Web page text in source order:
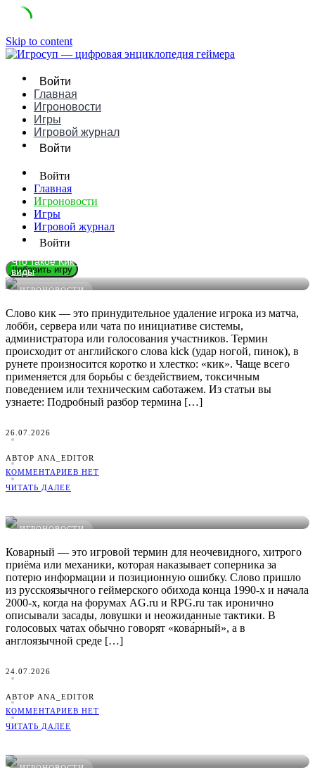
Skip to content
Войти
Главная
Игроновости
Игры
Игровой журнал
Войти
Войти
Главная
Игроновости
Игры
Игровой журнал
Войти
Добавить игру
ИГРОНОВОСТИ
Что такое Кик в играх: понятное определение, примеры и
виды
Слово кик — это принудительное удаление игрока из матча,
лобби, сервера или чата по инициативе системы,
администратора или голосования участников. Термин
происходит от английского слова kick (удар ногой, пинок), в
рунете произносится коротко и хлестко: «кик». Чаще всего
применяется для борьбы с бездействием, токсичным
поведением или техническим саботажем. Из статьи вы
узнаете: Подробный разбор термина […]
26.07.2026
АВТОР ANA_EDITOR
КОММЕНТАРИЕВ НЕТ
ЧИТАТЬ ДАЛЕЕ
ИГРОНОВОСТИ
Коварный — это игровой термин для неочевидного, хитрого
приёма или механики, которая наказывает соперника за
потерю информации и позиционную ошибку. Слово пришло
из русскоязычного геймерского обихода конца 1990-х и начала
2000-х, когда на форумах AG.ru и RPG.ru так иронично
описывали засады, ловушки и неожиданные тактики. В
голосовых чатах обычно говорят «кова́рный», а в
англоязычной среде […]
24.07.2026
АВТОР ANA_EDITOR
КОММЕНТАРИЕВ НЕТ
ЧИТАТЬ ДАЛЕЕ
ИГРОНОВОСТИ